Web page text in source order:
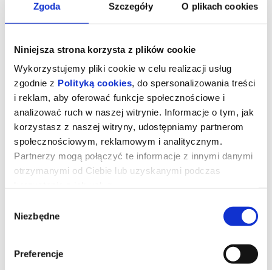
Zgoda Szczegóły O plikach cookies
Niniejsza strona korzysta z plików cookie
Wykorzystujemy pliki cookie w celu realizacji usług
zgodnie z Polityką cookies, do spersonalizowania treści
i reklam, aby oferować funkcje społecznościowe i
analizować ruch w naszej witrynie. Informacje o tym, jak
korzystasz z naszej witryny, udostępniamy partnerom
społecznościowym, reklamowym i analitycznym.
Partnerzy mogą połączyć te informacje z innymi danymi
otrzymanymi od Ciebie lub uzyskanymi podczas
zgody
Niezbędne
Preferencje
SPRAWIEDLIWOŚĆ OWIEC
George Hardy (Hugh Jackman) to pasterz, który kocha swoje owce
kryminały, udając, że owce je rozumieją, nie podejrzewając, że nie
tylko je rozumieją, ale także godzinami dyskutują o tym, kto jest
sprawcą zbrodni.Kiedy George zostaje znaleziony martwy w